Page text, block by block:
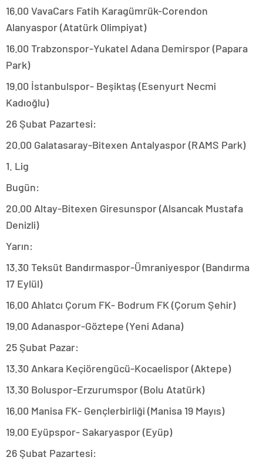
16.00 VavaCars Fatih Karagümrük-Corendon
Alanyaspor (Atatürk Olimpiyat)
16.00 Trabzonspor-Yukatel Adana Demirspor (Papara
Park)
19.00 İstanbulspor- Beşiktaş (Esenyurt Necmi
Kadıoğlu)
26 Şubat Pazartesi:
20.00 Galatasaray-Bitexen Antalyaspor (RAMS Park)
1. Lig
Bugün:
20.00 Altay-Bitexen Giresunspor (Alsancak Mustafa
Denizli)
Yarın:
13.30 Teksüt Bandırmaspor-Ümraniyespor (Bandırma
17 Eylül)
16.00 Ahlatcı Çorum FK- Bodrum FK (Çorum Şehir)
19.00 Adanaspor-Göztepe (Yeni Adana)
25 Şubat Pazar:
13.30 Ankara Keçiörengücü-Kocaelispor (Aktepe)
13.30 Boluspor-Erzurumspor (Bolu Atatürk)
16.00 Manisa FK- Gençlerbirliği (Manisa 19 Mayıs)
19.00 Eyüpspor- Sakaryaspor (Eyüp)
26 Şubat Pazartesi: